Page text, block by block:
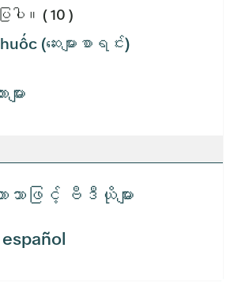
ြပါ။ ( 10 )
(ဆေးများစာရင်း)
ျား
ဖြင့် ဗီဒီယိုများ
español